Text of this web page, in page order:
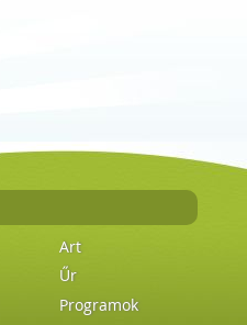
Art
Űr
Programok